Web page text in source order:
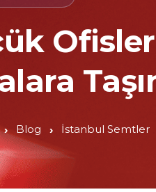
Blog İstanbul Semtler